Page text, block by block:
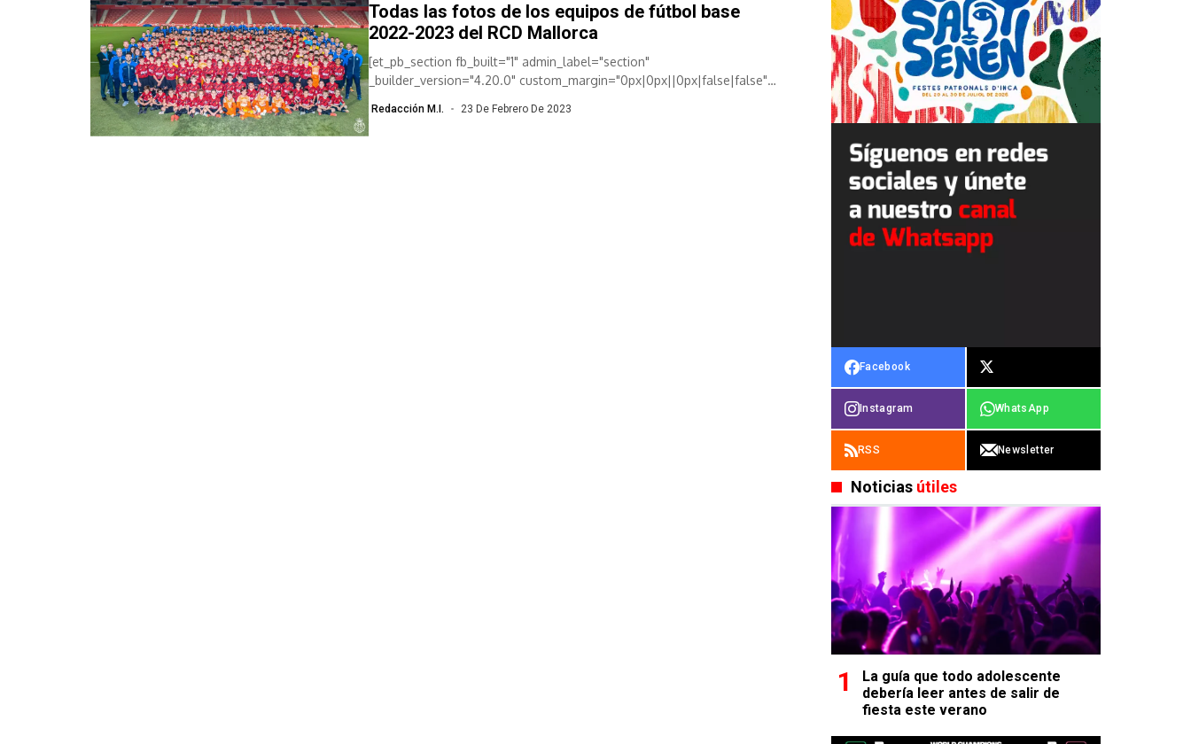
Todas las fotos de los equipos de fútbol base
2022-2023 del RCD Mallorca
[et_pb_section fb_built="1" admin_label="section"
_builder_version="4.20.0" custom_margin="0px|0px||0px|false|false"
[et_pb_row admin_label="row" _builder_version="4.20.0"
Redacción M.I. 23 De Febrero De 2023
Facebook
Instagram WhatsApp
RSS Newsletter
Noticias útiles
La guía que todo adolescente
debería leer antes de salir de
fiesta este verano